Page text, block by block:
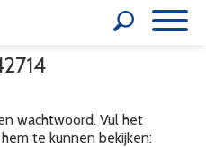
wachtwoord. Vul het
te kunnen bekijken: